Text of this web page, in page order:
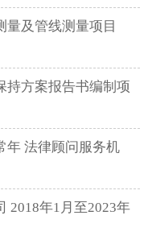
量及管线测量项目
持方案报告书编制项
年 法律顾问服务机
2018年1月至2023年